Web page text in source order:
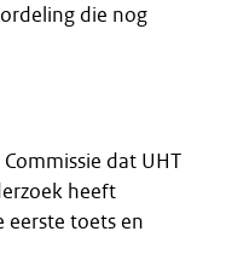
die nog
dat UHT
heeft
eerste toets en